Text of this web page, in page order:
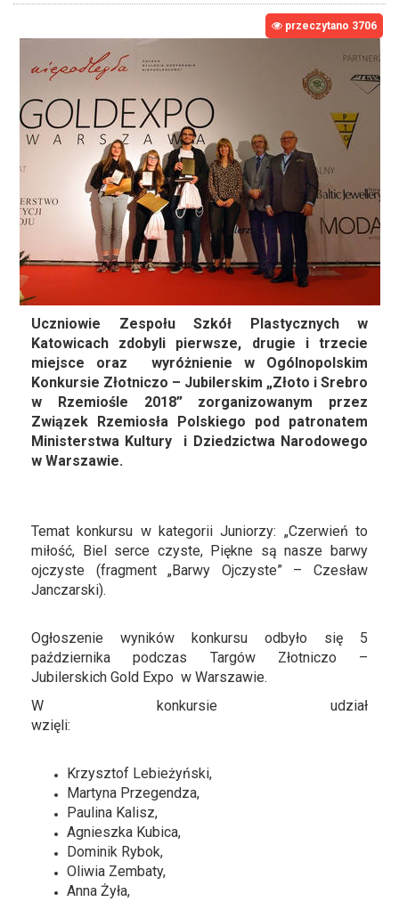
przeczytano 3706
Uczniowie Zespołu Szkół Plastycznych w
Katowicach zdobyli pierwsze, drugie i trzecie
miejsce oraz wyróżnienie w Ogólnopolskim
Konkursie Złotniczo – Jubilerskim „Złoto i Srebro
w Rzemiośle 2018” zorganizowanym przez
Związek Rzemiosła Polskiego pod patronatem
Ministerstwa Kultury i Dziedzictwa Narodowego
w Warszawie.
Temat konkursu w kategorii Juniorzy: „Czerwień to
miłość, Biel serce czyste, Piękne są nasze barwy
ojczyste (fragment „Barwy Ojczyste” – Czesław
Janczarski).
Ogłoszenie wyników konkursu odbyło się 5
października podczas Targów Złotniczo –
Jubilerskich Gold Expo w Warszawie.
W konkursie udział
wzięli:
Krzysztof Lebieżyński,
Martyna Przegendza,
Paulina Kalisz,
Agnieszka Kubica,
Dominik Rybok,
Oliwia Zembaty,
Anna Żyła,